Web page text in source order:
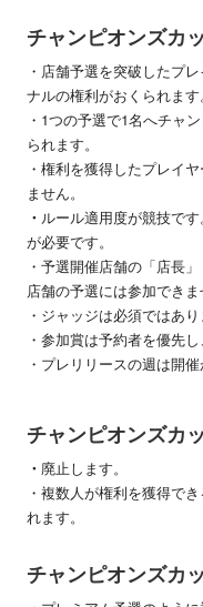
チャンピオンズカ
・店舗予選を突破したプ
ナルの権利がおくられます。
・1つの予選で1名へチャ
られます。
・権利を獲得したプレイ
ません。
・ ルール適用度が競技で
が必要です。
・予選開催店舗の「店長
店舗の予選には参加できま
・ジャッジは必須ではあり
・参加賞は予約者を優先
・プレリリースの週は開催
チャンピオンズカ
・ 廃止します。
・複数人が権利を獲得で
れます。
チャンピオンズカ